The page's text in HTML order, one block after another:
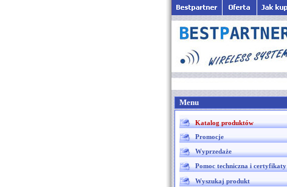
Menu
Katalog produktów
Promocje
Wyprzedaże
Pomoc techniczna i certyfikaty
Wyszukaj produkt